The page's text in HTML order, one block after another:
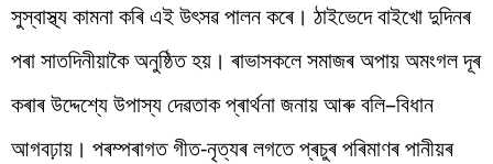
সুস্বাস্থ্য কামনা কৰি এই উৎসৱ পালন কৰে। ঠাইভেদে বাইখো দুদিনৰ
পৰা সাতদিনীয়াকৈ অনুষ্ঠিত হয়। ৰাভাসকলে সমাজৰ অপায় অমংগল দূৰ
কৰাৰ উদ্দেশ্যে উপাস্য দেৱতাক প্ৰাৰ্থনা জনায় আৰু বলি–বিধান
আগবঢ়ায়। পৰম্পৰাগত গীত-নৃত্যৰ লগতে প্ৰচুৰ পৰিমাণৰ পানীয়ৰ